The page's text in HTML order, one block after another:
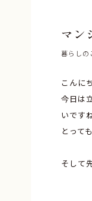
マン
暮らしの
こんに
今日は
いですね
とって
そして